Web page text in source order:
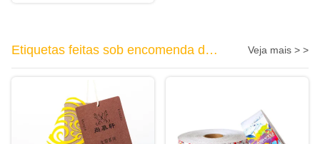
Etiquetas feitas sob encomenda do
vestuário
Veja mais > >